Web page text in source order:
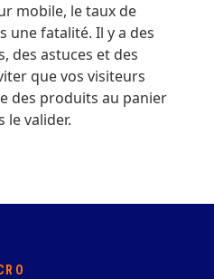
mobile, le taux de
une fatalité. Il y a des
des astuces et des
que vos visiteurs
des produits au panier
le valider.